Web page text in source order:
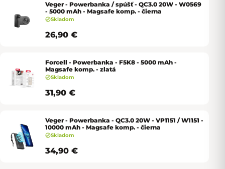
Veger - Powerbanka / spúšť - QC3.0 20W - W0569
- 5000 mAh - Magsafe komp. - čierna
Skladom
26,90 €
Forcell - Powerbanka - F5K8 - 5000 mAh -
Magsafe komp. - zlatá
Skladom
31,90 €
Veger - Powerbanka - QC3.0 20W - VP1151 / W1151 -
10000 mAh - Magsafe komp. - čierna
Skladom
34,90 €